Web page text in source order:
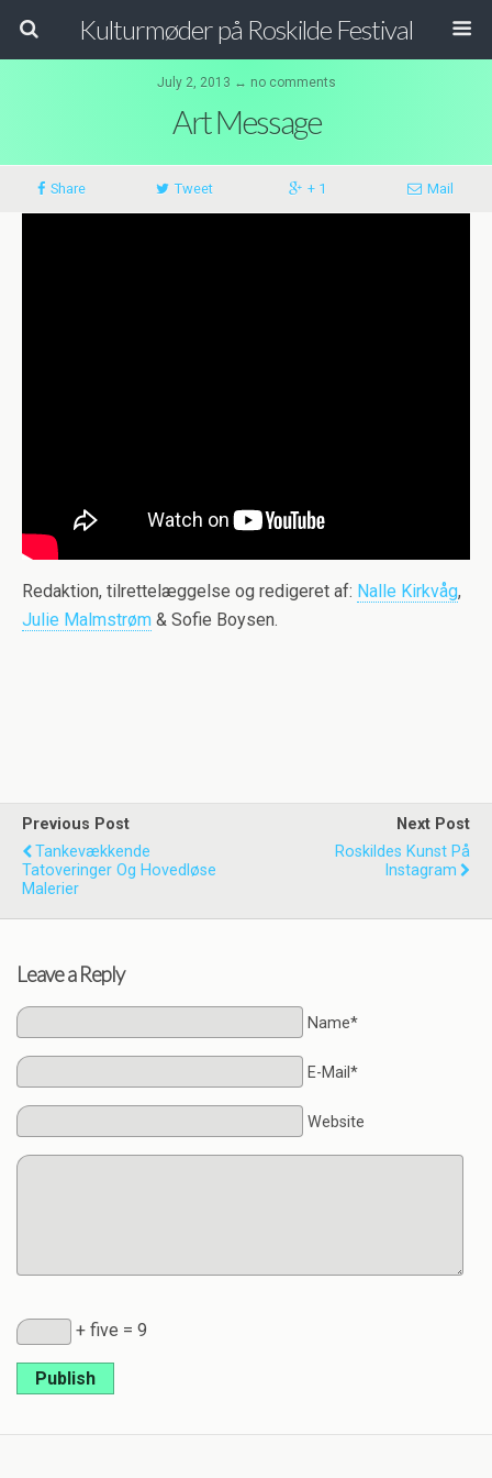
Kulturmøder på Roskilde Festival
July 2, 2013 ↔ no comments
Art Message
Share Tweet + 1 Mail
Redaktion, tilrettelæggelse og redigeret af: Nalle Kirkvåg,
Julie Malmstrøm & Sofie Boysen.
Previous Post
Tankevækkende
Tatoveringer Og Hovedløse
Malerier
Next Post
Roskildes Kunst På
Instagram
Leave a Reply
Name*
E-Mail*
Website
+ five = 9
Publish